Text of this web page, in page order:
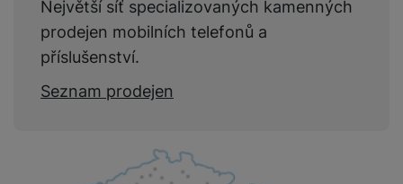
Největší síť specializovaných kamenných
prodejen mobilních telefonů a
příslušenství.
Seznam prodejen